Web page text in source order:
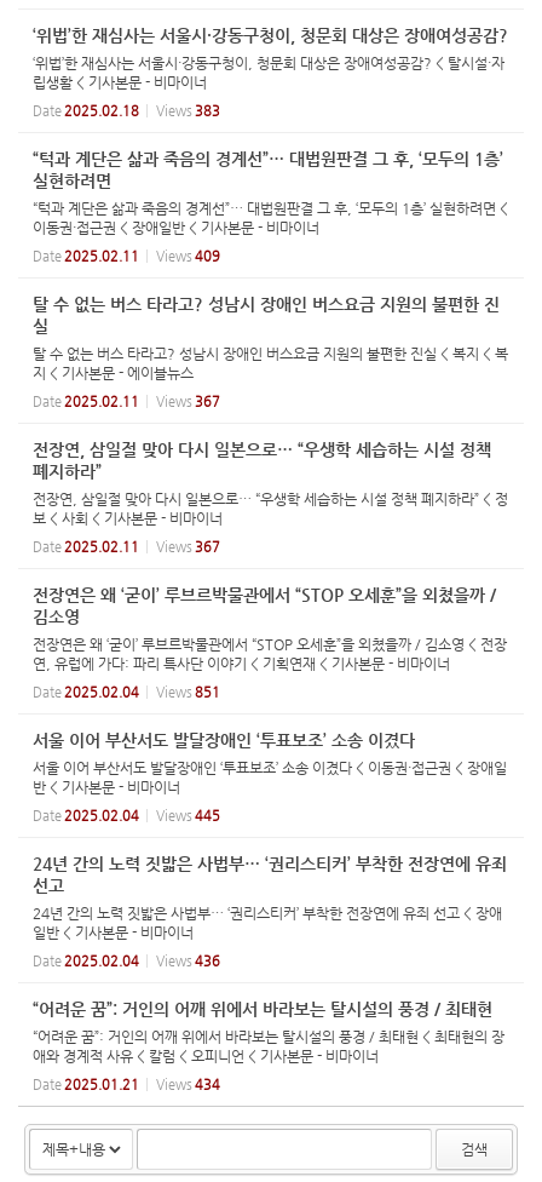
‘위법’한 재심사는 서울시·강동구청이, 청문회 대상은 장애여성공감?
‘위법’한 재심사는 서울시·강동구청이, 청문회 대상은 장애여성공감? < 탈시설·자
립생활 < 기사본문 - 비마이너
Date2025.02.18 Views 383
“턱과 계단은 삶과 죽음의 경계선”… 대법원판결 그 후, ‘모두의 1층’
실현하려면
“턱과 계단은 삶과 죽음의 경계선”… 대법원판결 그 후, ‘모두의 1층’ 실현하려면 <
이동권·접근권 < 장애일반 < 기사본문 - 비마이너
Date2025.02.11 Views 409
탈 수 없는 버스 타라고? 성남시 장애인 버스요금 지원의 불편한 진
실
탈 수 없는 버스 타라고? 성남시 장애인 버스요금 지원의 불편한 진실 < 복지 < 복
지 < 기사본문 - 에이블뉴스
Date2025.02.11 Views 367
전장연, 삼일절 맞아 다시 일본으로… “우생학 세습하는 시설 정책
폐지하라”
전장연, 삼일절 맞아 다시 일본으로… “우생학 세습하는 시설 정책 폐지하라” < 정
보 < 사회 < 기사본문 - 비마이너
Date2025.02.11 Views 367
전장연은 왜 ‘굳이’ 루브르박물관에서 “STOP 오세훈”을 외쳤을까 /
김소영
전장연은 왜 ‘굳이’ 루브르박물관에서 “STOP 오세훈”을 외쳤을까 / 김소영 < 전장
연, 유럽에 가다: 파리 특사단 이야기 < 기획연재 < 기사본문 - 비마이너
Date2025.02.04 Views 851
서울 이어 부산서도 발달장애인 ‘투표보조’ 소송 이겼다
서울 이어 부산서도 발달장애인 ‘투표보조’ 소송 이겼다 < 이동권·접근권 < 장애일
반 < 기사본문 - 비마이너
Date2025.02.04 Views 445
24년 간의 노력 짓밟은 사법부… ‘권리스티커’ 부착한 전장연에 유죄
선고
24년 간의 노력 짓밟은 사법부… ‘권리스티커’ 부착한 전장연에 유죄 선고 < 장애
일반 < 기사본문 - 비마이너
Date2025.02.04 Views 436
“어려운 꿈”: 거인의 어깨 위에서 바라보는 탈시설의 풍경 / 최태현
“어려운 꿈”: 거인의 어깨 위에서 바라보는 탈시설의 풍경 / 최태현 < 최태현의 장
애와 경계적 사유 < 칼럼 < 오피니언 < 기사본문 - 비마이너
Date2025.01.21 Views 434
검색